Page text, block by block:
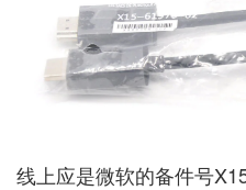
线上应是微软的备件号